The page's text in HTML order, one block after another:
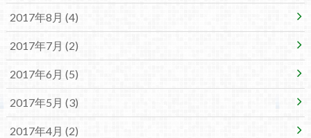
2017年8月 (4)
2017年7月 (2)
2017年6月 (5)
2017年5月 (3)
2017年4月 (2)